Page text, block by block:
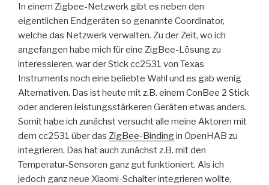
In einem Zigbee-Netzwerk gibt es neben den
eigentlichen Endgeräten so genannte Coordinator,
welche das Netzwerk verwalten. Zu der Zeit, wo ich
angefangen habe mich für eine ZigBee-Lösung zu
interessieren, war der Stick cc2531 von Texas
Instruments noch eine beliebte Wahl und es gab wenig
Alternativen. Das ist heute mit z.B. einem ConBee 2 Stick
oder anderen leistungsstärkeren Geräten etwas anders.
Somit habe ich zunächst versucht alle meine Aktoren mit
dem cc2531 über das ZigBee-Bindingin OpenHAB zu
integrieren. Das hat auch zunächst z.B. mit den
Temperatur-Sensoren ganz gut funktioniert. Als ich
jedoch ganz neue Xiaomi-Schalter integrieren wollte,